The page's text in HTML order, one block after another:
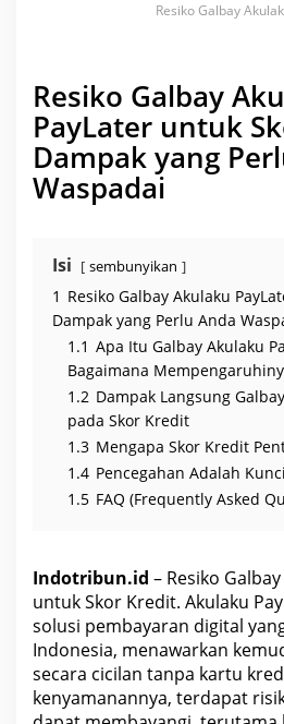
y
L
a
t
e
r
u
n
k
r
K
e
d
i
t
Resiko Galbay
Resiko Galbay
PayLater untuk
Dampak yang
Waspadai
Isi sembunyikan
1 Resiko Galbay Akulaku
Dampak yang Perlu Anda
1.1 Apa Itu Galbay Akulaku
Bagaimana
1.2 Dampak Langsung
pada Skor Kredit
1.3 Mengapa Skor Kredit
1.4 Pencegahan Adalah Kunci
1.5 FAQ (Frequently Asked
Indotribun.id – Resiko
untuk Skor Kredit. Akulaku
solusi pembayaran digital
Indonesia, menawarkan
secara cicilan tanpa kartu
kenyamanannya, terdapat